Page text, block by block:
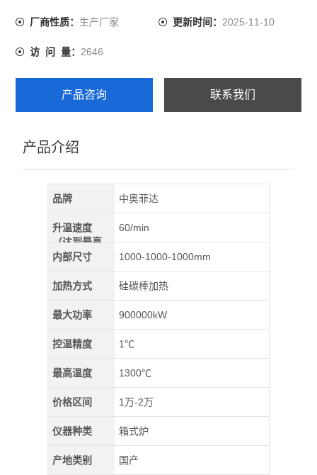
热电偶及测量范围:S型（0-1600℃）
厂商性质： 生产厂家 更新时间： 2025-11-10
访 问 量：2646
产品咨询 联系我们
产品介绍
品牌 中奥菲达
升温速度
（达到最高
温）
60/min
内部尺寸 1000-1000-1000mm
加热方式 硅碳棒加热
最大功率 900000kW
控温精度 1℃
最高温度 1300℃
价格区间 1万-2万
仪器种类 箱式炉
产地类别 国产